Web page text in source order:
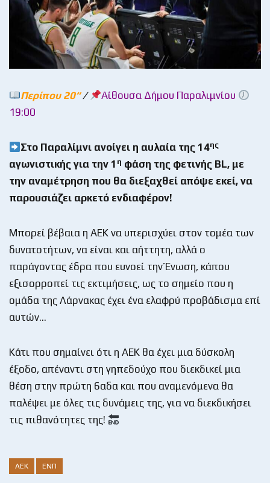
Περίπου 20“/
Αίθουσα Δήμου Παραλιμνίου
19:00
Στο Παραλίμνι ανοίγει η αυλαία της 14ης
αγωνιστικής για την 1 η φάση της φετινής BL, με
την αναμέτρηση που θα διεξαχθεί απόψε εκεί, να
παρουσιάζει αρκετό ενδιαφέρον!
Μπορεί βέβαια η ΑΕΚ να υπερισχύει στον τομέα των
δυνατοτήτων, να είναι και αήττητη, αλλά ο
παράγοντας έδρα που ευνοεί την Ένωση, κάπου
εξισορροπεί τις εκτιμήσεις, ως το σημείο που η
ομάδα της Λάρνακας έχει ένα ελαφρύ προβάδισμα επί
αυτών…
Κάτι που σημαίνει ότι η ΑΕΚ θα έχει μια δύσκολη
έξοδο, απέναντι στη γηπεδούχο που διεκδικεί μια
θέση στην πρώτη 6αδα και που αναμενόμενα θα
παλέψει με όλες τις δυνάμεις της, για να διεκδικήσει
τις πιθανότητες της!
ΑΕΚ ΕΝΠ